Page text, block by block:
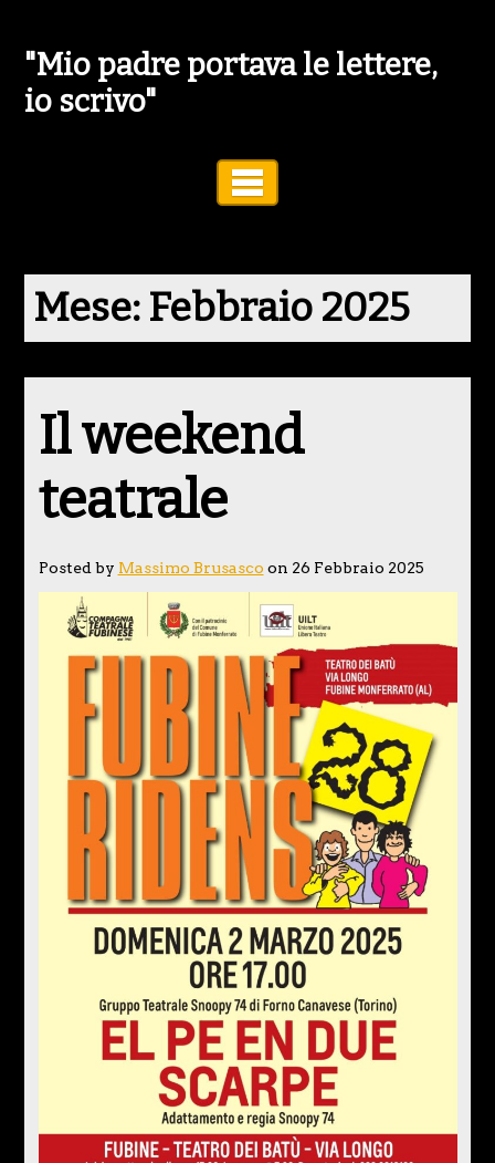
"Mio padre portava le lettere,
io scrivo"
Mese: Febbraio 2025
Il weekend
teatrale
Posted by Massimo Brusasco on 26 Febbraio 2025